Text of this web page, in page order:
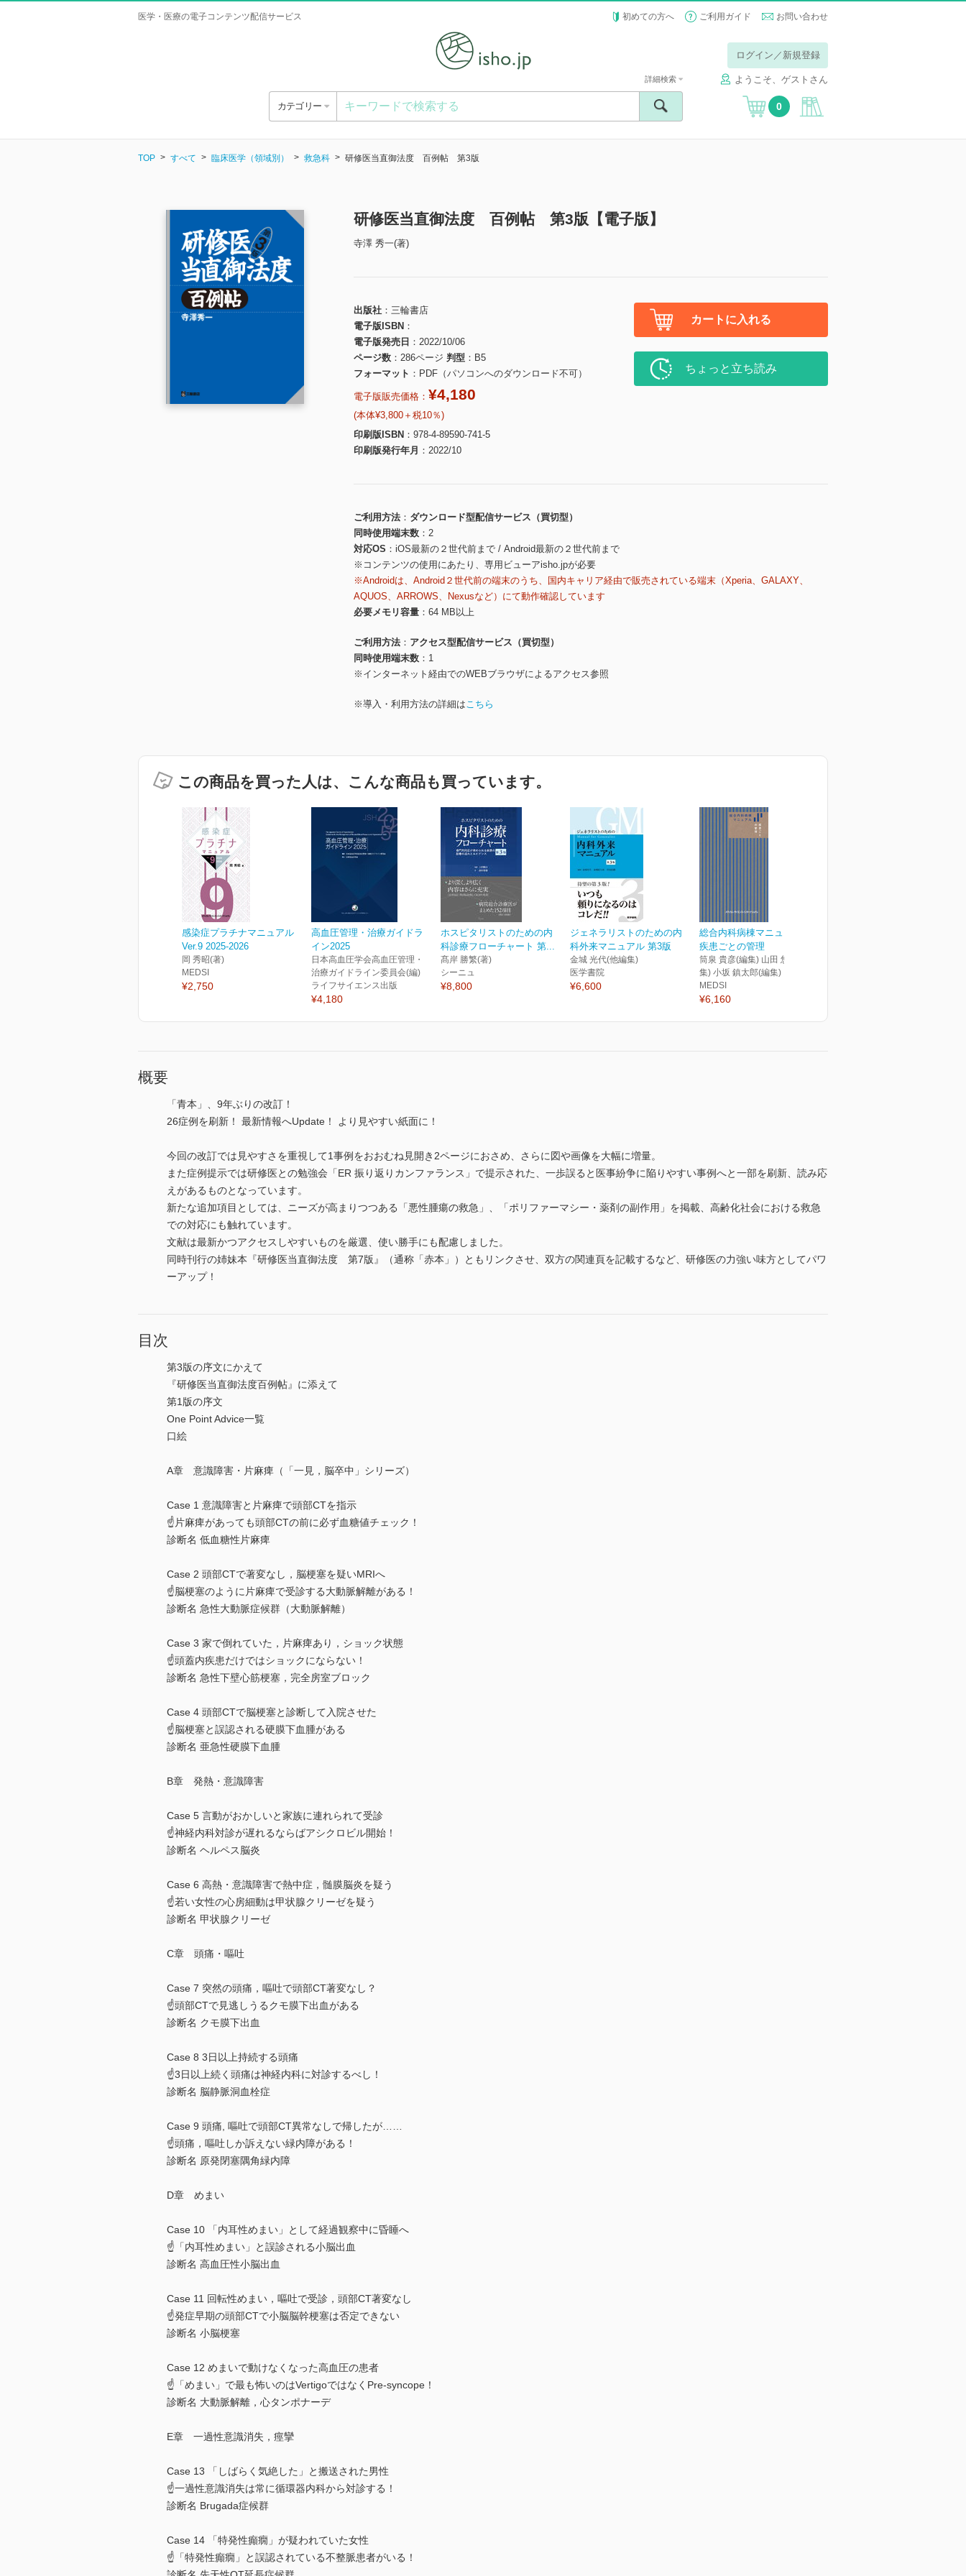
医学・医療の電子コンテンツ配信サービス 初めての方へ ご利用ガイド お問い合わせ
ログイン／新規登録
ようこそ、ゲストさん
カテゴリー
詳細検索
0
TOP すべて 臨床医学（領域別） 救急科 研修医当直御法度 百例帖 第3版
研修医当直御法度 百例帖 第3版【電子版】
寺澤 秀一(著)
出版社
三輪書店
電子版ISBN
電子版発売日
2022/10/06
ページ数
286ページ 判型
B5
フォーマット
PDF（パソコンへのダウンロード不可）
電子版販売価格： ¥4,180
(本体¥3,800＋税10％)
印刷版ISBN
978-4-89590-741-5
印刷版発行年月
2022/10
カートに入れる
ちょっと立ち読み
ご利用方法
ダウンロード型配信サービス（買切型）
同時使用端末数
2
対応OS
iOS最新の２世代前まで / Android最新の２世代前まで
※コンテンツの使用にあたり、専用ビューアisho.jpが必要
※Androidは、Android２世代前の端末のうち、国内キャリア経由で販売されている端末（Xperia、GALAXY、
AQUOS、ARROWS、Nexusなど）にて動作確認しています
必要メモリ容量
64 MB以上
ご利用方法
アクセス型配信サービス（買切型）
同時使用端末数
1
※インターネット経由でのWEBブラウザによるアクセス参照
※導入・利用方法の詳細はこちら
この商品を買った人は、こんな商品も買っています。
感染症プラチナマニュアル
Ver.9 2025-2026
岡 秀昭(著)
MEDSI
¥2,750
高血圧管理・治療ガイドラ
イン2025
日本高血圧学会高血圧管理・
治療ガイドライン委員会(編)
ライフサイエンス出版
¥4,180
ホスピタリストのための内
科診療フローチャート 第...
髙岸 勝繁(著)
シーニュ
¥8,800
ジェネラリストのための内
科外来マニュアル 第3版
金城 光代(他編集)
医学書院
¥6,600
総合内科病棟マニュアル
疾患ごとの管理
筒泉 貴彦(編集) 山田 悠史(編
集) 小坂 鎮太郎(編集)
MEDSI
¥6,160
概要
「青本」、9年ぶりの改訂！
26症例を刷新！ 最新情報へUpdate！ より見やすい紙面に！
今回の改訂では見やすさを重視して1事例をおおむね見開き2ページにおさめ、さらに図や画像を大幅に増量。
また症例提示では研修医との勉強会「ER 振り返りカンファランス」で提示された、一歩誤ると医事紛争に陥りやすい事例へと一部を刷新、読み応
えがあるものとなっています。
新たな追加項目としては、ニーズが高まりつつある「悪性腫瘍の救急」、「ポリファーマシー・薬剤の副作用」を掲載、高齢化社会における救急
での対応にも触れています。
文献は最新かつアクセスしやすいものを厳選、使い勝手にも配慮しました。
同時刊行の姉妹本『研修医当直御法度 第7版』（通称「赤本」）ともリンクさせ、双方の関連頁を記載するなど、研修医の力強い味方としてパワ
ーアップ！
目次
第3版の序文にかえて
『研修医当直御法度百例帖』に添えて
第1版の序文
One Point Advice一覧
口絵
A章 意識障害・片麻痺（「一見，脳卒中」シリーズ）
Case 1 意識障害と片麻痺で頭部CTを指示
☝片麻痺があっても頭部CTの前に必ず血糖値チェック！
診断名 低血糖性片麻痺
Case 2 頭部CTで著変なし，脳梗塞を疑いMRIへ
☝脳梗塞のように片麻痺で受診する大動脈解離がある！
診断名 急性大動脈症候群（大動脈解離）
Case 3 家で倒れていた，片麻痺あり，ショック状態
☝頭蓋内疾患だけではショックにならない！
診断名 急性下壁心筋梗塞，完全房室ブロック
Case 4 頭部CTで脳梗塞と診断して入院させた
☝脳梗塞と誤認される硬膜下血腫がある
診断名 亜急性硬膜下血腫
B章 発熱・意識障害
Case 5 言動がおかしいと家族に連れられて受診
☝神経内科対診が遅れるならばアシクロビル開始！
診断名 ヘルペス脳炎
Case 6 高熱・意識障害で熱中症，髄膜脳炎を疑う
☝若い女性の心房細動は甲状腺クリーゼを疑う
診断名 甲状腺クリーゼ
C章 頭痛・嘔吐
Case 7 突然の頭痛，嘔吐で頭部CT著変なし？
☝頭部CTで見逃しうるクモ膜下出血がある
診断名 クモ膜下出血
Case 8 3日以上持続する頭痛
☝3日以上続く頭痛は神経内科に対診するべし！
診断名 脳静脈洞血栓症
Case 9 頭痛, 嘔吐で頭部CT異常なしで帰したが……
☝頭痛，嘔吐しか訴えない緑内障がある！
診断名 原発閉塞隅角緑内障
D章 めまい
Case 10 「内耳性めまい」として経過観察中に昏睡へ
☝「内耳性めまい」と誤診される小脳出血
診断名 高血圧性小脳出血
Case 11 回転性めまい，嘔吐で受診，頭部CT著変なし
☝発症早期の頭部CTで小脳脳幹梗塞は否定できない
診断名 小脳梗塞
Case 12 めまいで動けなくなった高血圧の患者
☝「めまい」で最も怖いのはVertigoではなくPre-syncope！
診断名 大動脈解離，心タンポナーデ
E章 一過性意識消失，痙攣
Case 13 「しばらく気絶した」と搬送された男性
☝一過性意識消失は常に循環器内科から対診する！
診断名 Brugada症候群
Case 14 「特発性癲癇」が疑われていた女性
☝「特発性癲癇」と誤認されている不整脈患者がいる！